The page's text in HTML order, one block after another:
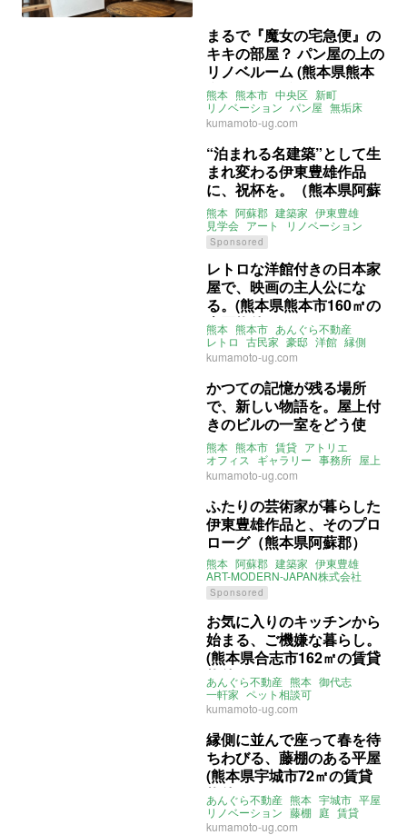
熊本都市バス 蔚山町バス停
ライター：増成かおり 募集中
賃貸
まるで『魔女の宅急便』の
キキの部屋？ パン屋の上の
リノベルーム (熊本県熊本
市72㎡の賃貸物件)
熊本 熊本市 中央区 新町
リノベーション パン屋 無垢床
レトロ 1LDK あんぐら不動産
賃貸
kumamoto-ug.com
“泊まれる名建築”として生
まれ変わる伊東豊雄作品
に、祝杯を。（熊本県阿蘇
郡）
熊本 阿蘇郡 建築家 伊東豊雄
見学会 アート
リノベーション
ART-MODERN-JAPAN株式会社
Sponsored
レトロな洋館付きの日本家
屋で、映画の主人公にな
る。(熊本県熊本市160㎡の
売買物件)
熊本 熊本市 あんぐら不動産
レトロ 古民家 豪邸 洋館 縁側
庭 室内窓 売買
kumamoto-ug.com
かつての記憶が残る場所
で、新しい物語を。屋上付
きのビルの一室をどう使
う？ (熊本県熊本市48㎡の
賃貸物件)
熊本 熊本市 賃貸 アトリエ
オフィス
ギャラリー 事務所 屋上
リノベーション
ライター：くまのなな
あんぐら不動産 賃貸
kumamoto-ug.com
ふたりの芸術家が暮らした
伊東豊雄作品と、そのプロ
ローグ（熊本県阿蘇郡）
熊本 阿蘇郡 建築家 伊東豊雄
ART-MODERN-JAPAN株式会社
見学会 アート
Sponsored
お気に入りのキッチンから
始まる、ご機嫌な暮らし。
(熊本県合志市162㎡の賃貸
物件)
あんぐら不動産 熊本 御代志
一軒家 ペット相談可
リノベーション 庭付き
kumamoto-ug.com
縁側に並んで座って春を待
ちわびる、藤棚のある平屋
(熊本県宇城市72㎡の賃貸
物件)
あんぐら不動産 熊本 宇城市 平屋
リノベーション 藤棚 庭 賃貸
kumamoto-ug.com